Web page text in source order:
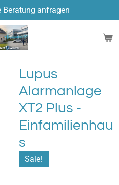
anfragen
Lupus
Alarmanlage
XT2 Plus -
Einfamilienhau
s
Sale!